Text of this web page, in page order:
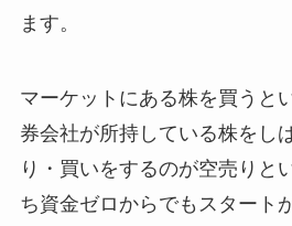
ます。
マーケットにある株を買うと
券会社が所持している株をし
り・買いをするのが空売りと
ち資金ゼロからでもスタート